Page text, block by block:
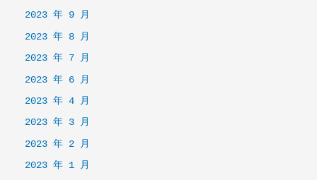
2023 年 9 月
2023 年 8 月
2023 年 7 月
2023 年 6 月
2023 年 4 月
2023 年 3 月
2023 年 2 月
2023 年 1 月